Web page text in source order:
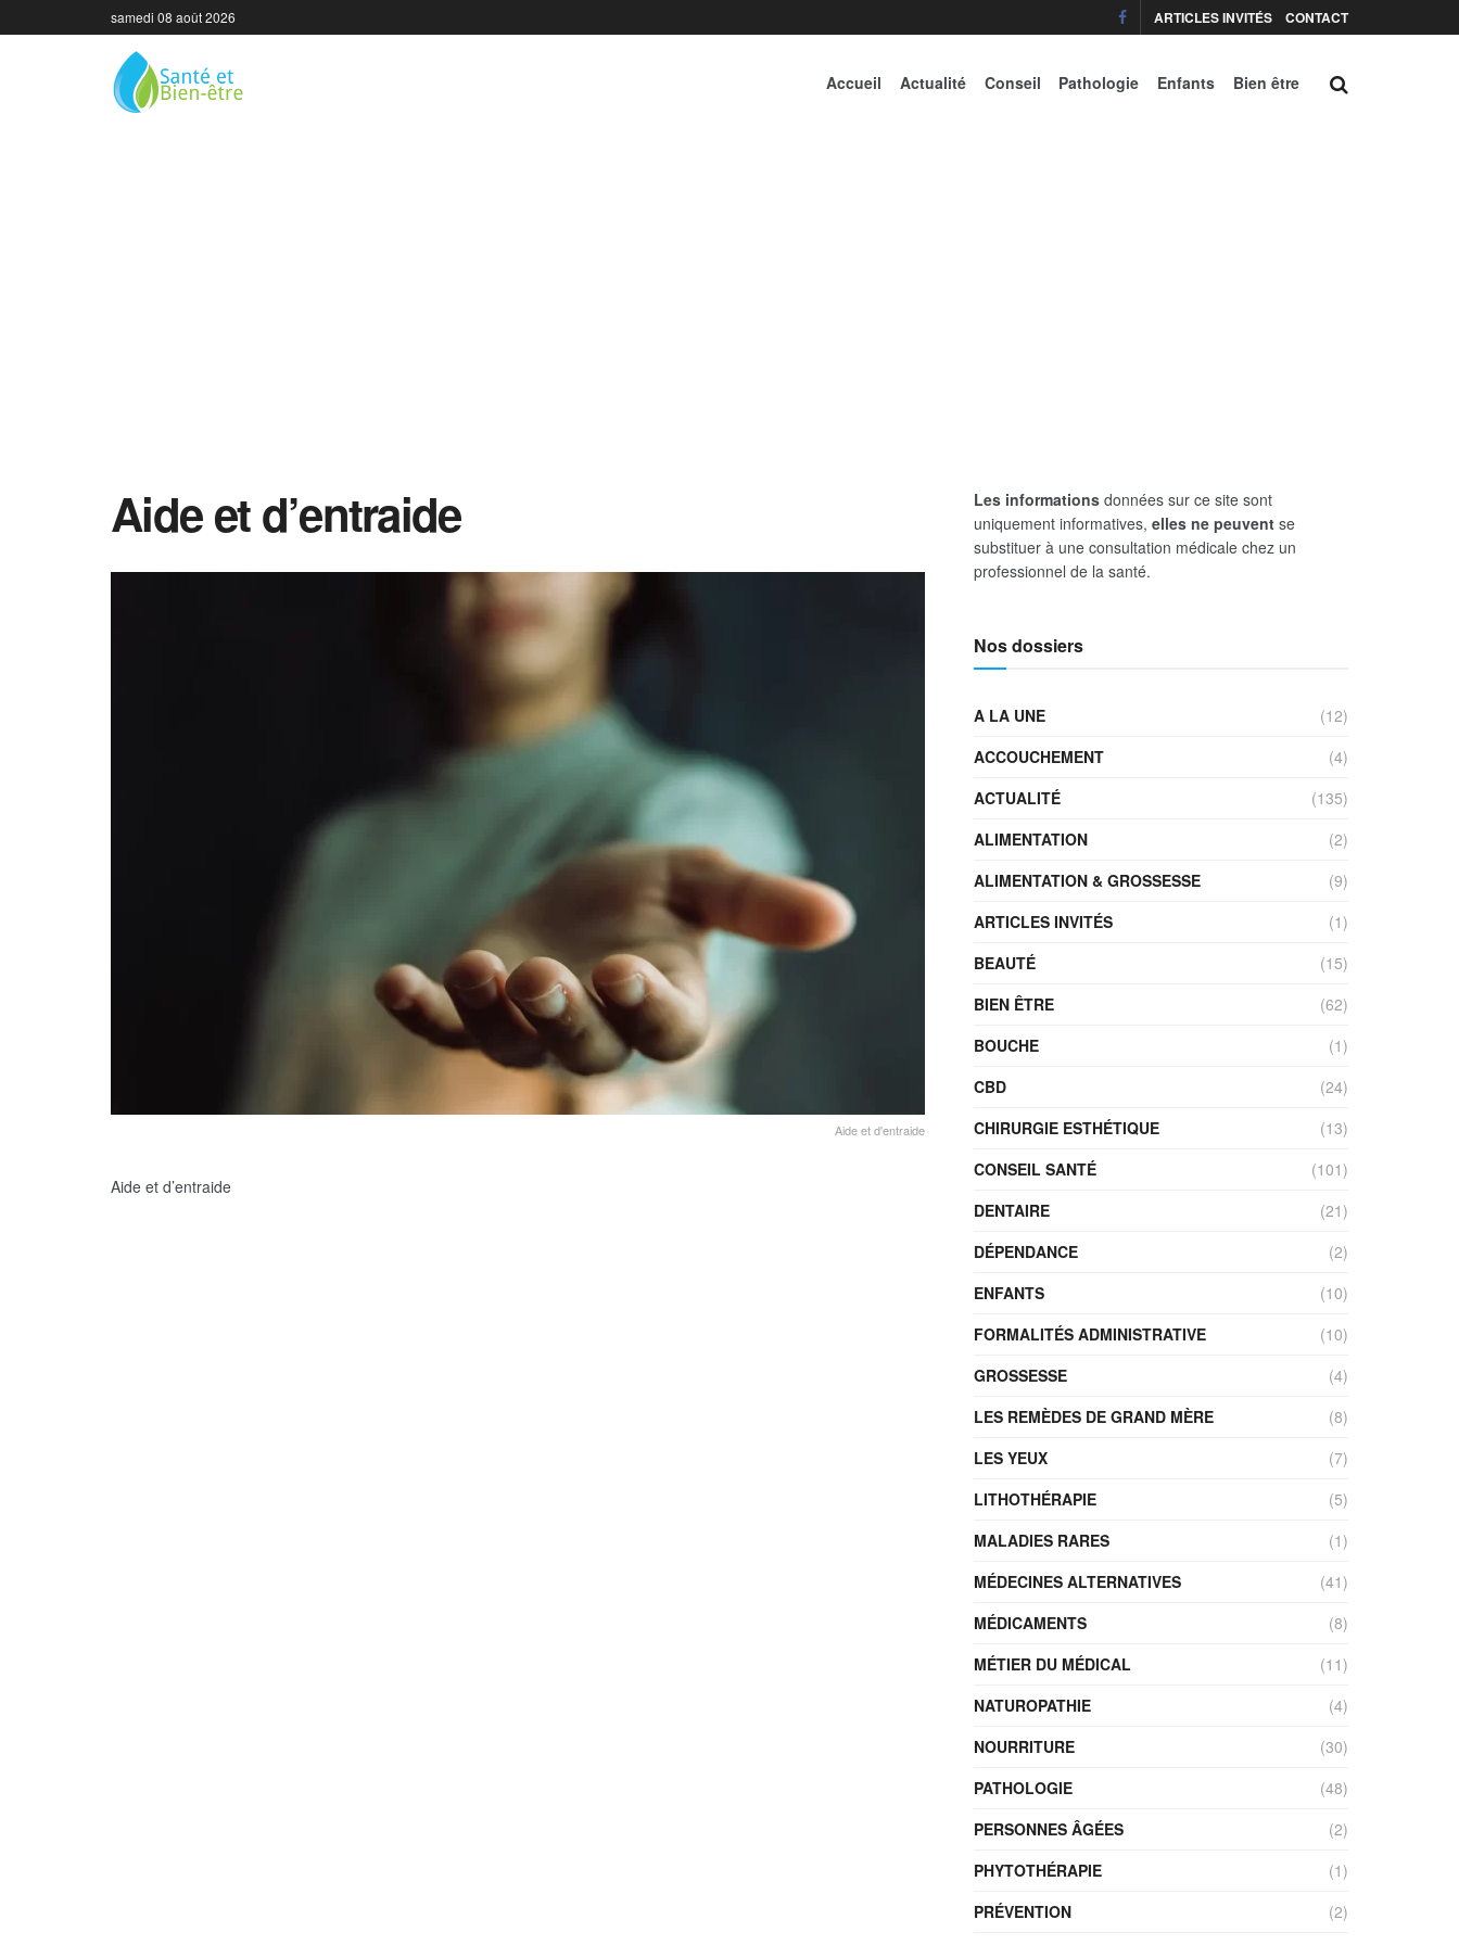
samedi 08 août 2026 ARTICLES INVITÉS CONTACT
Accueil Actualité Conseil Pathologie Enfants Bien être
Aide et d’entraide
Aide et d'entraide
Aide et d’entraide
Les informations données sur ce site sont
uniquement informatives, elles ne peuvent se
substituer à une consultation médicale chez un
professionnel de la santé.
Nos dossiers
A LA UNE
(12)
ACCOUCHEMENT
(4)
ACTUALITÉ
(135)
ALIMENTATION
(2)
ALIMENTATION & GROSSESSE
(9)
ARTICLES INVITÉS
(1)
BEAUTÉ
(15)
BIEN ÊTRE
(62)
BOUCHE
(1)
CBD
(24)
CHIRURGIE ESTHÉTIQUE
(13)
CONSEIL SANTÉ
(101)
DENTAIRE
(21)
DÉPENDANCE
(2)
ENFANTS
(10)
FORMALITÉS ADMINISTRATIVE
(10)
GROSSESSE
(4)
LES REMÈDES DE GRAND MÈRE
(8)
LES YEUX
(7)
LITHOTHÉRAPIE
(5)
MALADIES RARES
(1)
MÉDECINES ALTERNATIVES
(41)
MÉDICAMENTS
(8)
MÉTIER DU MÉDICAL
(11)
NATUROPATHIE
(4)
NOURRITURE
(30)
PATHOLOGIE
(48)
PERSONNES ÂGÉES
(2)
PHYTOTHÉRAPIE
(1)
PRÉVENTION
(2)